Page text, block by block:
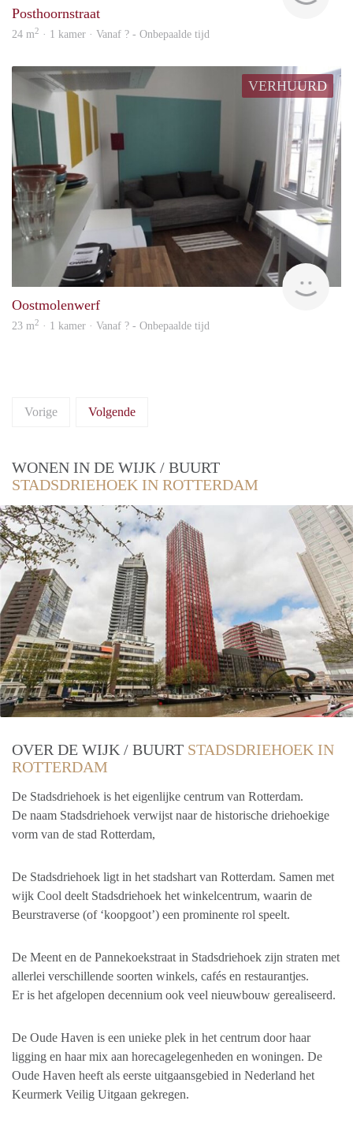
Posthoornstraat
24 m2 · 1 kamer · Vanaf ? - Onbepaalde tijd
VERHUURD
Oostmolenwerf
23 m2 · 1 kamer · Vanaf ? - Onbepaalde tijd
Vorige Volgende
WONEN IN DE WIJK / BUURT
STADSDRIEHOEK IN ROTTERDAM
OVER DE WIJK / BUURT STADSDRIEHOEK IN
ROTTERDAM
De Stadsdriehoek is het eigenlijke centrum van Rotterdam.
De naam Stadsdriehoek verwijst naar de historische driehoekige
vorm van de stad Rotterdam,
De Stadsdriehoek ligt in het stadshart van Rotterdam. Samen met
wijk Cool deelt Stadsdriehoek het winkelcentrum, waarin de
Beurstraverse (of ‘koopgoot’) een prominente rol speelt.
De Meent en de Pannekoekstraat in Stadsdriehoek zijn straten met
allerlei verschillende soorten winkels, cafés en restaurantjes.
Er is het afgelopen decennium ook veel nieuwbouw gerealiseerd.
De Oude Haven is een unieke plek in het centrum door haar
ligging en haar mix aan horecagelegenheden en woningen. De
Oude Haven heeft als eerste uitgaansgebied in Nederland het
Keurmerk Veilig Uitgaan gekregen.